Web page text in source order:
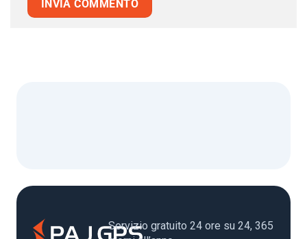
Servizio gratuito 24 ore su 24, 365